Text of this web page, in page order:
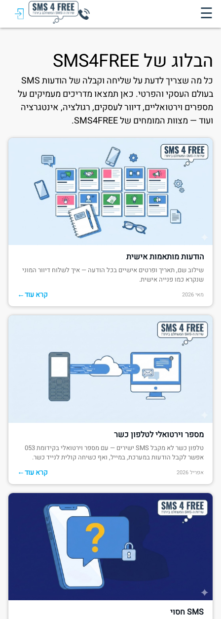
☰
הבלוג של SMS4FREE
כל מה שצריך לדעת על שליחה וקבלה של הודעות SMS
בעולם העסקי והפרטי. כאן תמצאו מדריכים מעמיקים על
מספרים וירטואליים, דיוור לעסקים, רגולציה, אינטגרציה
ועוד — מצוות המומחים של SMS4FREE.
הודעות מותאמות אישית
שילוב שם, תאריך ופרטים אישיים בכל הודעה — איך לשלוח דיוור המוני
שנקרא כמו פנייה אישית.
מאי 2026 קרא עוד←
מספר וירטואלי לטלפון כשר
טלפון כשר לא מקבל SMS ישירים — עם מספר וירטואלי בקידומת 053
אפשר לקבל הודעות במערכת, במייל, ואף כשיחה קולית לנייד כשר.
אפריל 2026 קרא עוד←
SMS חסוי